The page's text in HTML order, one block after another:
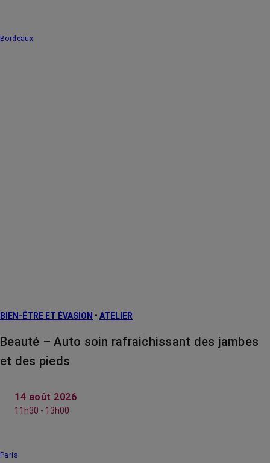
Bordeaux
BIEN-ÊTRE ET ÉVASION • ATELIER
Beauté – Auto soin rafraichissant des jambes
et des pieds
14 août 2026
11h30 - 13h00
Paris